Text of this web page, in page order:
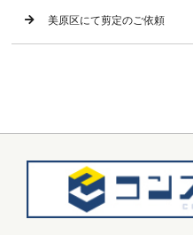
美原区にて剪定のご依頼